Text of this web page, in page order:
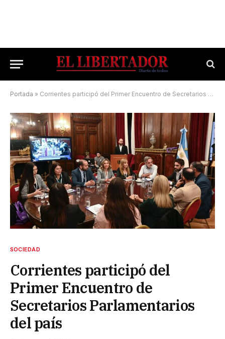
Portada » Corrientes participó del Primer Encuentro de Secretarios Parlamentarios del país
SOCIEDAD
Corrientes participó del
Primer Encuentro de
Secretarios Parlamentarios
del país